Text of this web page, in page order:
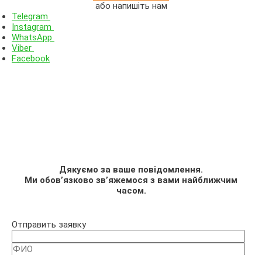
або напишіть нам
Telegram
Instagram
WhatsApp
Viber
Facebook
Дякуємо за ваше повідомлення.
Ми обов’язково зв’яжемося з вами найближчим
часом.
Отправить заявку